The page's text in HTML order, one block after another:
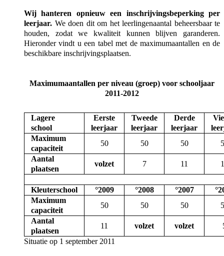
Wij hanteren opnieuw een inschrijvingsbeperking per
leerjaar. We doen dit om het leerlingenaantal beheersbaar te
houden, zodat we kwaliteit kunnen blijven garanderen.
Hieronder vindt u een tabel met de maximumaantallen en de
beschikbare inschrijvingsplaatsen.
Maximumaantallen per niveau (groep) voor schooljaar
2011-2012
Lagere
school
Eerste
leerjaar
Tweede
leerjaar
Derde
leerjaar
Maximum
capaciteit
50 50 50
Aantal
plaatsen
volzet 7 11
Kleuterschool °2009 °2008 °2007
Maximum
capaciteit
50 50 50
Aantal
plaatsen
11 volzet volzet
Situatie op 1 september 2011